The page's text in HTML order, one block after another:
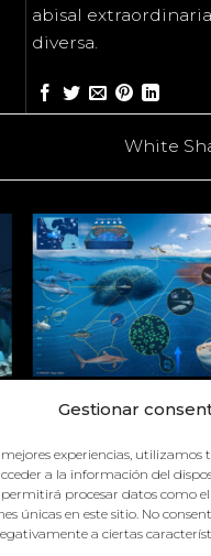
Gestionar
experiencias, utilizamos
a la información del
procesar datos como
únicas en este sitio. No
a ciertas
abisal
diversa.
White